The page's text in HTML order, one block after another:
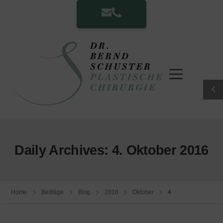
Daily Archives: 4. Oktober 2016
Home Beiträge Blog 2016 Oktober 4